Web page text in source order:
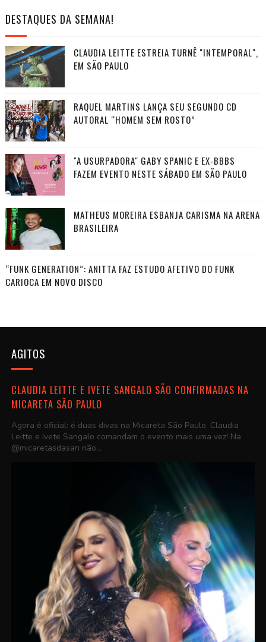
DESTAQUES DA SEMANA!
CLAUDIA LEITTE ESTREIA TURNÊ "INTEMPORAL",
EM SÃO PAULO
RAQUEL MARTINS LANÇA SEU SEGUNDO CD
AUTORAL “HOMEM SEM ROSTO”
"A USURPADORA" GABY SPANIC E EX-BBBS
FAZEM EVENTO NESTE SÁBADO EM SÃO PAULO
MATHEUS MOREIRA ESBANJA CARISMA NA ARENA
BRASILEIRA
“FUNK GENERATION”: ANITTA FAZ ESTUDO AFETIVO DO FUNK
CARIOCA EM NOVO DISCO
AGITOS
CLAUDIA LEITTE E IVETE SANGALO SÃO CONFIRMADAS NA
MICARETA SÃO PAULO
Agora é oficial: é duas divas na Micareta São Paulo. Claudia
Leitte e Ivete Sangalo comandam o evento mais uma vez! Na
@micaretasdasan não...